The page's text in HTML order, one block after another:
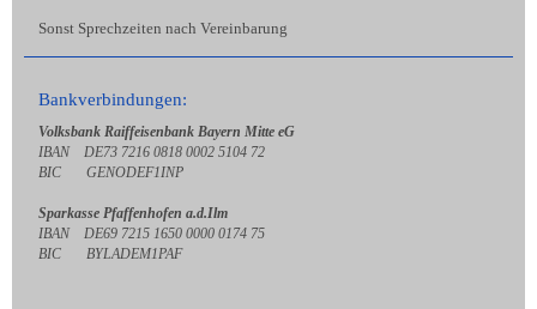
Sonst Sprechzeiten nach Vereinbarung
Bankverbindungen:
Volksbank Raiffeisenbank Bayern Mitte eG
IBAN DE73 7216 0818 0002 5104 72
BIC GENODEF1INP
Sparkasse Pfaffenhofen a.d.Ilm
IBAN DE69 7215 1650 0000 0174 75
BIC BYLADEM1PAF